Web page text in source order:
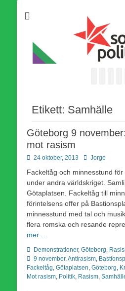
världsomfattande socialistiska
tillgång i kampen
Etikett: Samhälle
Göteborg 9
mot rasism
Publicerad
24 oktober, 2013 Författare
Jorge
Fackeltåg och minnesstund
under andra världskriget.
Götaplatsen. Fackeltåg till
förintelsens offer på
minnesstund med tal och
flera romska och resande
mer …
Kategorier
Demonstrationer, Göteborg
9 november, Antirasism
Fackeltåg Götaplatsen Göteborg
Mot rasism Politik Rasism